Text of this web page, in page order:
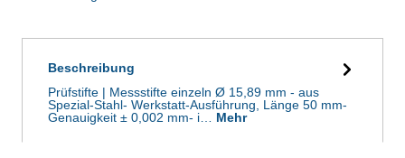
Beschreibung
Prüfstifte | Messstifte einzeln Ø 15,89 mm - aus
Spezial-Stahl- Werkstatt-Ausführung, Länge 50 mm-
Genauigkeit ± 0,002 mm- i… Mehr